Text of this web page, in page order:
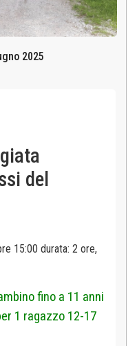
2025
del
15:00 durata: 2 ore,
fino a 11 anni
1 ragazzo 12-17